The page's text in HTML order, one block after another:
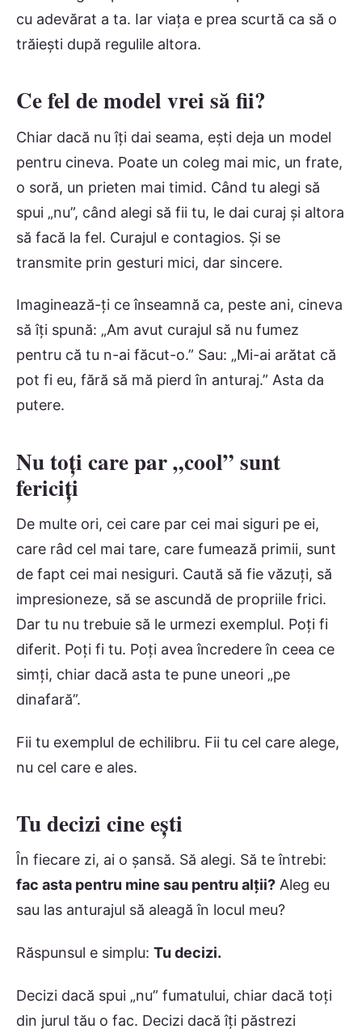
cu adevărat a ta. Iar viața e prea scurtă ca să o
trăiești după regulile altora.
Ce fel de model vrei să fii?
Chiar dacă nu îți dai seama, ești deja un model
pentru cineva. Poate un coleg mai mic, un frate,
o soră, un prieten mai timid. Când tu alegi să
spui „nu”, când alegi să fii tu, le dai curaj și altora
să facă la fel. Curajul e contagios. Și se
transmite prin gesturi mici, dar sincere.
Imaginează-ți ce înseamnă ca, peste ani, cineva
să îți spună: „Am avut curajul să nu fumez
pentru că tu n-ai făcut-o.” Sau: „Mi-ai arătat că
pot fi eu, fără să mă pierd în anturaj.” Asta da
putere.
Nu toți care par „cool” sunt
fericiți
De multe ori, cei care par cei mai siguri pe ei,
care râd cel mai tare, care fumează primii, sunt
de fapt cei mai nesiguri. Caută să fie văzuți, să
impresioneze, să se ascundă de propriile frici.
Dar tu nu trebuie să le urmezi exemplul. Poți fi
diferit. Poți fi tu. Poți avea încredere în ceea ce
simți, chiar dacă asta te pune uneori „pe
dinafară”.
Fii tu exemplul de echilibru. Fii tu cel care alege,
nu cel care e ales.
Tu decizi cine ești
În fiecare zi, ai o șansă. Să alegi. Să te întrebi:
fac asta pentru mine sau pentru alții? Aleg eu
sau las anturajul să aleagă în locul meu?
Răspunsul e simplu: Tu decizi.
Decizi dacă spui „nu” fumatului, chiar dacă toți
din jurul tău o fac. Decizi dacă îți păstrezi